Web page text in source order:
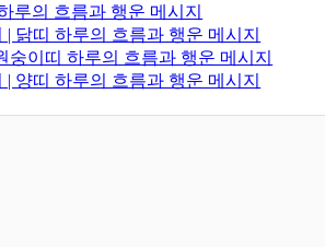
루의 흐름과 행운 메시지
| 닭띠 하루의 흐름과 행운 메시지
숭이띠 하루의 흐름과 행운 메시지
| 양띠 하루의 흐름과 행운 메시지